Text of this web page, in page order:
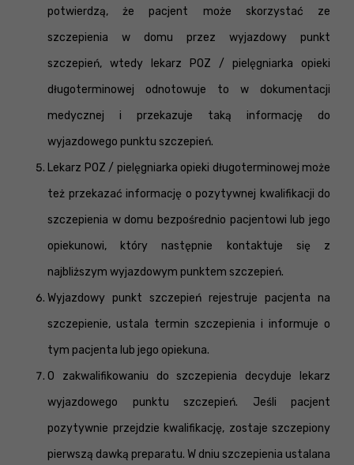
potwierdzą, że pacjent może skorzystać ze
szczepienia w domu przez wyjazdowy punkt
szczepień, wtedy lekarz POZ / pielęgniarka opieki
długoterminowej odnotowuje to w dokumentacji
medycznej i przekazuje taką informację do
wyjazdowego punktu szczepień.
Lekarz POZ / pielęgniarka opieki długoterminowej może
też przekazać informację o pozytywnej kwalifikacji do
szczepienia w domu bezpośrednio pacjentowi lub jego
opiekunowi, który następnie kontaktuje się z
najbliższym wyjazdowym punktem szczepień.
Wyjazdowy punkt szczepień rejestruje pacjenta na
szczepienie, ustala termin szczepienia i informuje o
tym pacjenta lub jego opiekuna.
O zakwalifikowaniu do szczepienia decyduje lekarz
wyjazdowego punktu szczepień. Jeśli pacjent
pozytywnie przejdzie kwalifikację, zostaje szczepiony
pierwszą dawką preparatu. W dniu szczepienia ustalana